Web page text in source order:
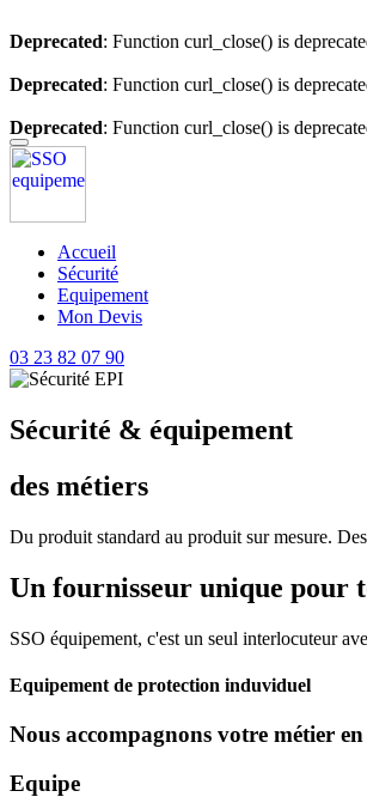
Deprecated: Function curl_close() is
Deprecated: Function curl_close() is
Deprecated: Function curl_close() is
Accueil
Sécurité
Equipement
Mon Devis
03 23 82 07 90
Sécurité & équipement
des métiers
Du produit standard au produit sur mesure.
Un fournisseur unique pour
SSO équipement, c'est un seul interlocuteur
Equipement de protection induviduel
Nous accompagnons votre métier
Equipe